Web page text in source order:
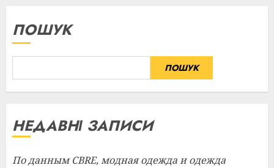
ПОШУК
ПОШУК
НЕДАВНІ ЗАПИСИ
По данным CBRE, модная одежда и одежда